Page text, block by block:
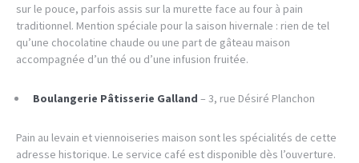
sur le pouce, parfois assis sur la murette face au four à pain
traditionnel. Mention spéciale pour la saison hivernale : rien de tel
qu’une chocolatine chaude ou une part de gâteau maison
accompagnée d’un thé ou d’une infusion fruitée.
Boulangerie Pâtisserie Galland – 3, rue Désiré Planchon
Pain au levain et viennoiseries maison sont les spécialités de cette
adresse historique. Le service café est disponible dès l’ouverture.